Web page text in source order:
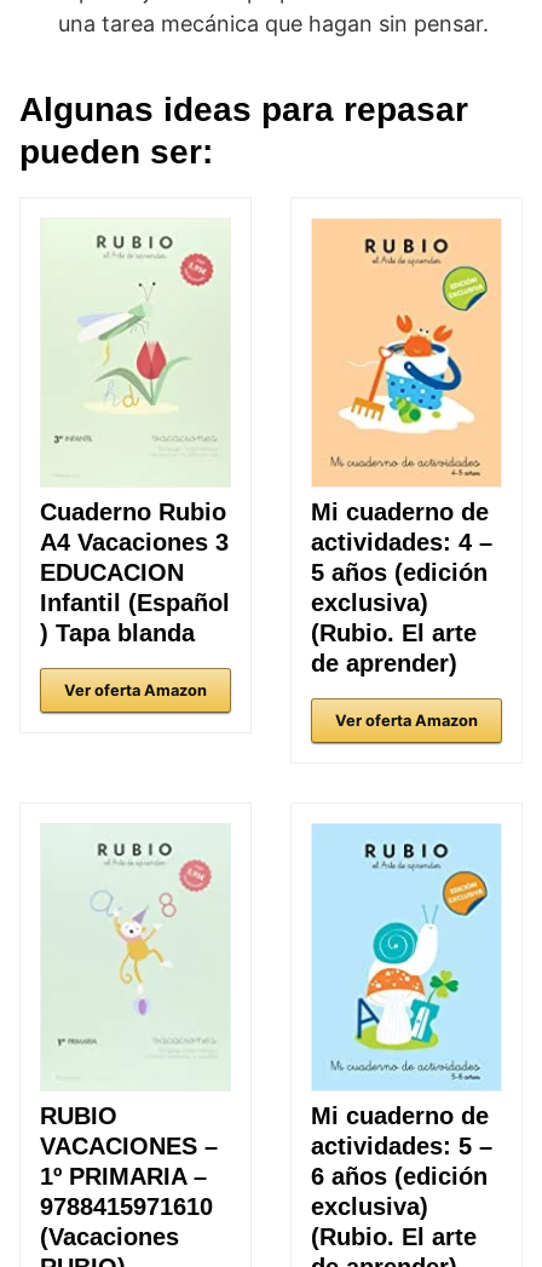
una tarea mecánica que hagan sin pensar.
Algunas ideas para repasar
pueden ser:
Cuaderno Rubio
A4 Vacaciones 3
EDUCACION
Infantil (Español
) Tapa blanda
Ver oferta Amazon
Mi cuaderno de
actividades: 4 –
5 años (edición
exclusiva)
(Rubio. El arte
de aprender)
Ver oferta Amazon
RUBIO
VACACIONES –
1º PRIMARIA –
9788415971610
(Vacaciones
Mi cuaderno de
actividades: 5 –
6 años (edición
exclusiva)
(Rubio. El arte